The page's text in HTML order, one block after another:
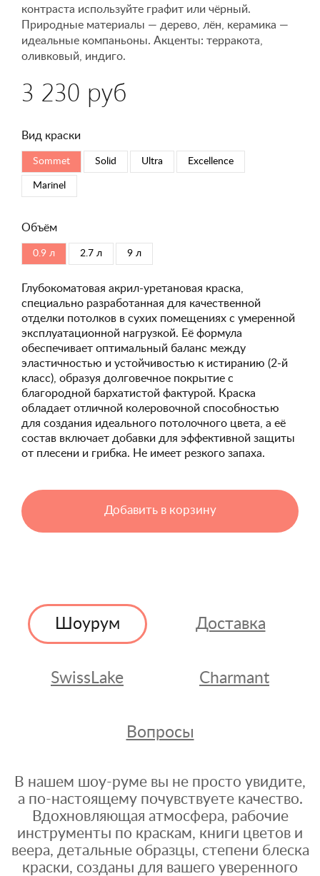
контраста используйте графит или чёрный.
Природные материалы — дерево, лён, керамика —
идеальные компаньоны. Акценты: терракота,
оливковый, индиго.
3 230 руб
Вид краски
Sommet Solid Ultra Excellence
Marinel
Объём
0.9 л 2.7 л 9 л
Глубокоматовая акрил-уретановая краска,
специально разработанная для качественной
отделки потолков в сухих помещениях с умеренной
эксплуатационной нагрузкой. Её формула
обеспечивает оптимальный баланс между
эластичностью и устойчивостью к истиранию (2-й
класс), образуя долговечное покрытие с
благородной бархатистой фактурой. Краска
обладает отличной колеровочной способностью
для создания идеального потолочного цвета, а её
состав включает добавки для эффективной защиты
от плесени и грибка. Не имеет резкого запаха.
Добавить в корзину
Шоурум Доставка
SwissLake Charmant
Вопросы
В нашем шоу-руме вы не просто увидите,
а по-настоящему почувствуете качество.
Вдохновляющая атмосфера, рабочие
инструменты по краскам, книги цветов и
веера, детальные образцы, степени блеска
краски, созданы для вашего уверенного